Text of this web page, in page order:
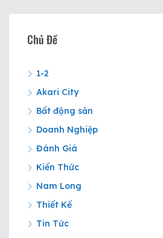
Chủ Đề
1-2
Akari City
Bất động sản
Doanh Nghiệp
Đánh Giá
Kiến Thức
Nam Long
Thiết Kế
Tin Tức